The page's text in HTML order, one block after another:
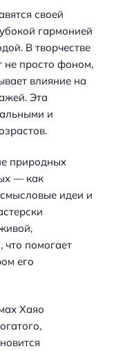
своей
гармонией
В творчестве
не просто фоном,
влияние на
Эта
и
природных
— как
идеи и
что помогает
его
Хаяо